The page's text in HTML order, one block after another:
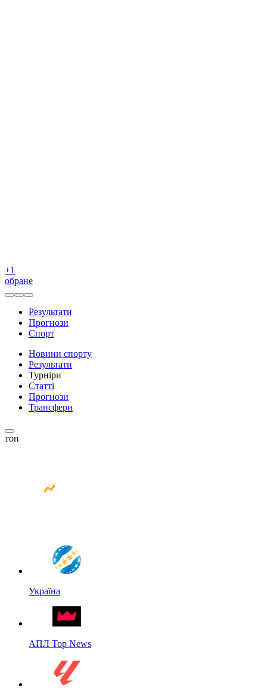
+1
обране
Результати
Прогнози
Спорт
Новини спорту
Результати
Турніри
Статті
Прогнози
Трансфери
топ
Україна
АПЛ Top News